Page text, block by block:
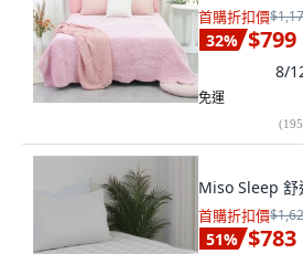
首購折扣價
32% $799
8/
免運
(195
Miso Sleep 舒
首購折扣價
51% $783